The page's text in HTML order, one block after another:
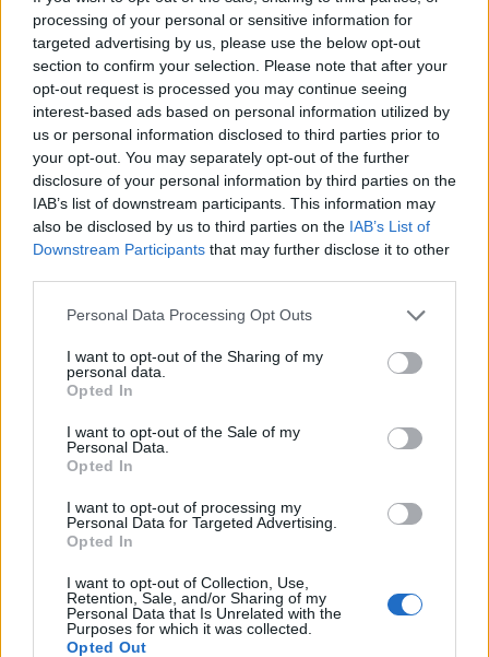
processing of your personal or sensitive information for
targeted advertising by us, please use the below opt-out
section to confirm your selection. Please note that after your
opt-out request is processed you may continue seeing
interest-based ads based on personal information utilized by
us or personal information disclosed to third parties prior to
your opt-out. You may separately opt-out of the further
disclosure of your personal information by third parties on the
IAB’s list of downstream participants. This information may
also be disclosed by us to third parties on the IAB’s List of
Downstream Participants that may further disclose it to other
Personal Data Processing Opt Outs
I want to opt-out of the Sharing of my
personal data.
Opted In
I want to opt-out of the Sale of my
Personal Data.
Opted In
I want to opt-out of processing my
Personal Data for Targeted Advertising.
Opted In
I want to opt-out of Collection, Use,
Retention, Sale, and/or Sharing of my
Personal Data that Is Unrelated with the
Purposes for which it was collected.
Opted Out
sapevamo l'importanza della partita per non ridursi all'ultimo
contro il Chelsea ed arrivarci dopo la partita contro la Juventus
in campionato. Ci siamo complicati la vita, avevamo tutto in
mano nostra e dobbiamo crescere. Una cosa è quando le
situazioni sono in mano nostra, un'altra è quando non lo sono.
Questo ci deve far fare una riflessione, non c'è bisogno che
l'allenatore la faccia fare. E' talmente lampante, non parlo e
non parlerò alla squadra. Non c'è bisogno di dire niente
stavolta. Preparare la partita contro la Juventus dopo questa
delusione? Noi al di là di questo dobbiamo andare avanti,
preparare una partita poi sapendo che dopo tre giorni ne
situazione. Non lo so cosa accadrà nei prossimi giorni, anche a
so, noi ci armiamo e partiamo con chi c'è. Faremo la conta
sapendo che è un'annata molto complessa e dispiace che
Non so cosa abbia avuto, ha preso un colpo".